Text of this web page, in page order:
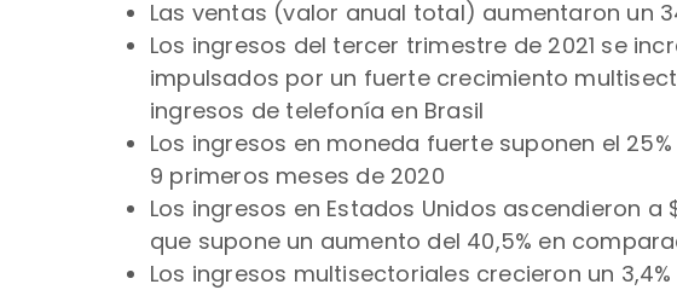
Las ventas (valor anual total) aumentaron un
Los ingresos del tercer trimestre de 2021 se
impulsados ​​por un fuerte crecimiento
ingresos de telefonía en Brasil
Los ingresos en moneda fuerte suponen el
9 primeros meses de 2020
Los ingresos en Estados Unidos ascendieron
que supone un aumento del 40,5% en
Los ingresos multisectoriales crecieron un